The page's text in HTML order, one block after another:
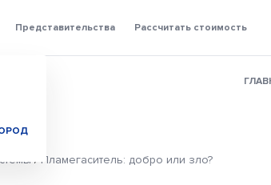
Представительства Рассчитать стоимость
/ Пламегаситель: добро или зло?